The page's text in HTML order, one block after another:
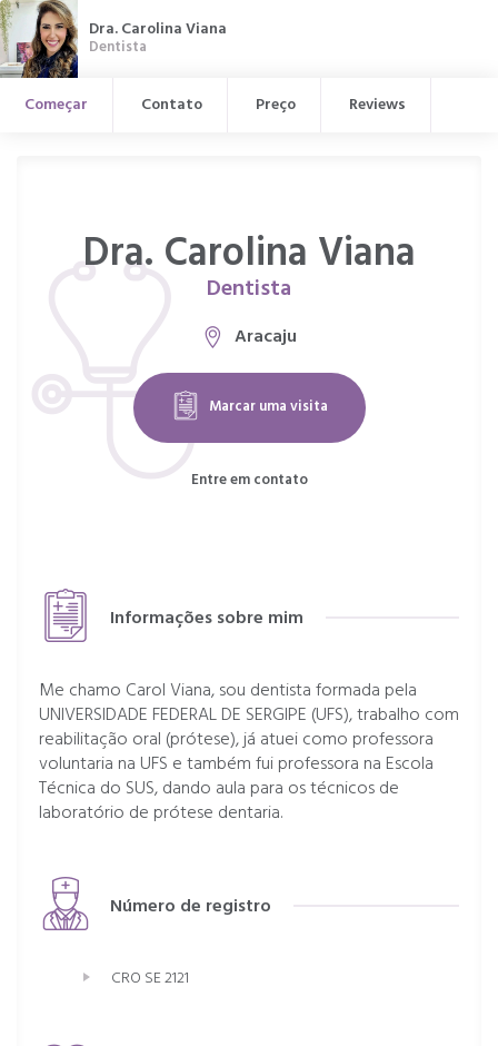
Dra. Carolina Viana
Dentista
Começar Contato Preço Reviews
Dra. Carolina Viana
Dentista
Aracaju
Marcar uma visita
Entre em contato
Informações sobre mim
Me chamo Carol Viana, sou dentista formada pela
UNIVERSIDADE FEDERAL DE SERGIPE (UFS), trabalho com
reabilitação oral (prótese), já atuei como professora
voluntaria na UFS e também fui professora na Escola
Técnica do SUS, dando aula para os técnicos de
laboratório de prótese dentaria.
Número de registro
CRO SE 2121